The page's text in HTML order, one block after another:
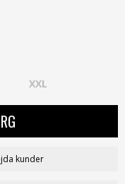
XXL
kunder